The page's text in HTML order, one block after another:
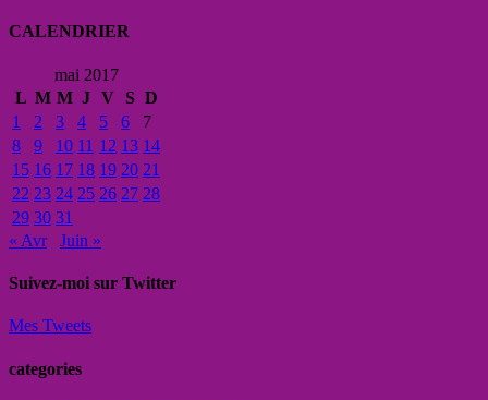
CALENDRIER
mai 2017
L M M J V S D
1
2 3 4 5 6
7
8
9 10 11 12 13 14
15 16 17 18 19 20 21
22 23 24 25 26 27 28
29 30 31
« Avr
Juin »
Suivez-moi sur Twitter
Mes Tweets
categories